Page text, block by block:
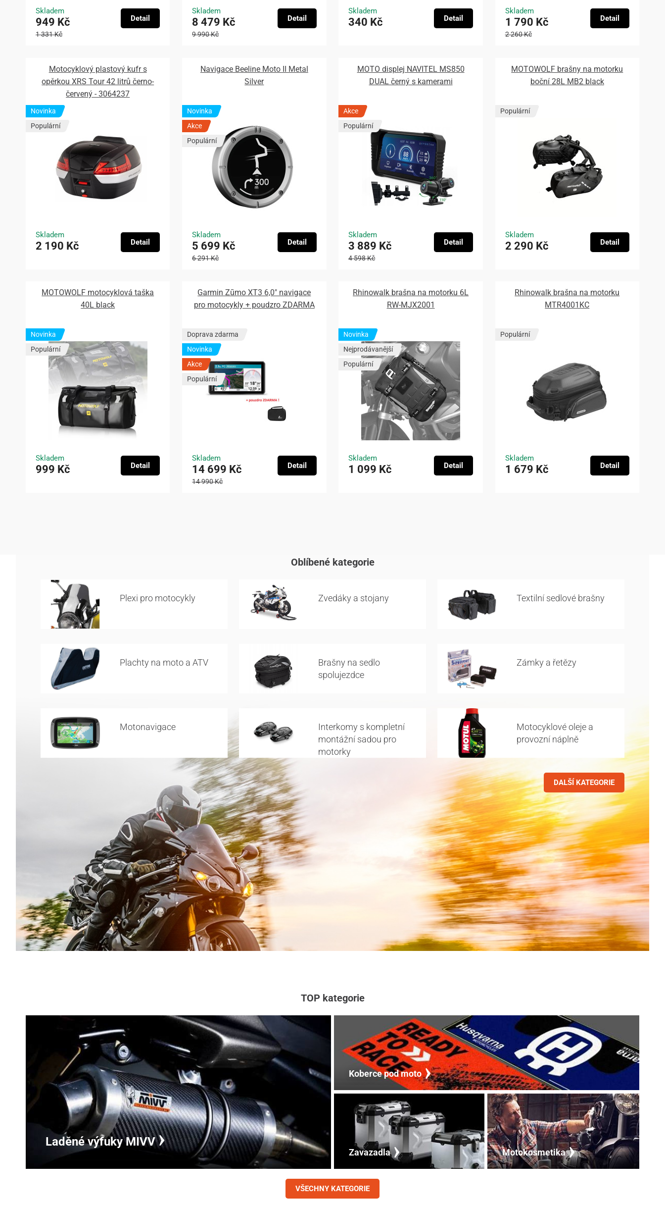
Skladem
949 Kč
1 331 Kč
Detail
Skladem
8 479 Kč
9 990 Kč
Detail
Skladem
340 Kč Detail
Skladem
1 790 Kč
2 260 Kč
Detail
Motocyklový plastový kufr s
opěrkou XRS Tour 42 litrů černo-
červený - 3064237
Novinka
Populární
Skladem
2 190 Kč Detail
Navigace Beeline Moto II Metal
Silver
Novinka
Akce
Populární
Skladem
5 699 Kč
6 291 Kč
Detail
MOTO displej NAVITEL MS850
DUAL černý s kamerami
Akce
Populární
Skladem
3 889 Kč
4 598 Kč
Detail
MOTOWOLF brašny na motorku
boční 28L MB2 black
Populární
Skladem
2 290 Kč Detail
MOTOWOLF motocyklová taška
40L black
Novinka
Populární
Skladem
999 Kč Detail
Garmin Zūmo XT3 6,0″ navigace
pro motocykly + poudzro ZDARMA
Doprava zdarma
Novinka
Akce
Populární
Skladem
14 699 Kč
14 990 Kč
Detail
Rhinowalk brašna na motorku 6L
RW-MJX2001
Novinka
Nejprodávanější
Populární
Skladem
1 099 Kč Detail
Rhinowalk brašna na motorku
MTR4001KC
Populární
Skladem
1 679 Kč Detail
Oblíbené kategorie
Plexi pro motocykly Zvedáky a stojany Textilní sedlové brašny
Plachty na moto a ATV
Brašny na sedlo
spolujezdce
Zámky a řetězy
Motonavigace
Interkomy s kompletní
montážní sadou pro
motorky
Motocyklové oleje a
provozní náplně
DALŠÍ KATEGORIE
TOP kategorie
Laděné výfuky MIVV
Koberce pod moto
Zavazadla Motokosmetika
VŠECHNY KATEGORIE